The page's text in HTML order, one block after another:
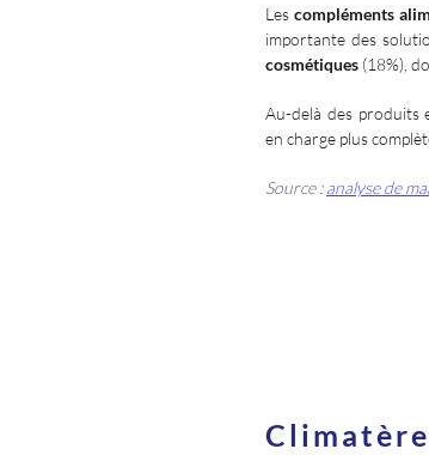
Les compléments
importante des
cosmétiques (18%),
Au-delà des produits
en charge plus
Source :analyse de